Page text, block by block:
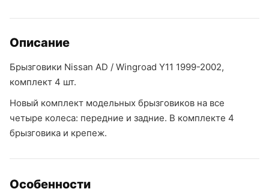
Описание
Брызговики Nissan AD / Wingroad Y11 1999-2002,
комплект 4 шт.
Новый комплект модельных брызговиков на все
четыре колеса: передние и задние. В комплекте 4
брызговика и крепеж.
Особенности